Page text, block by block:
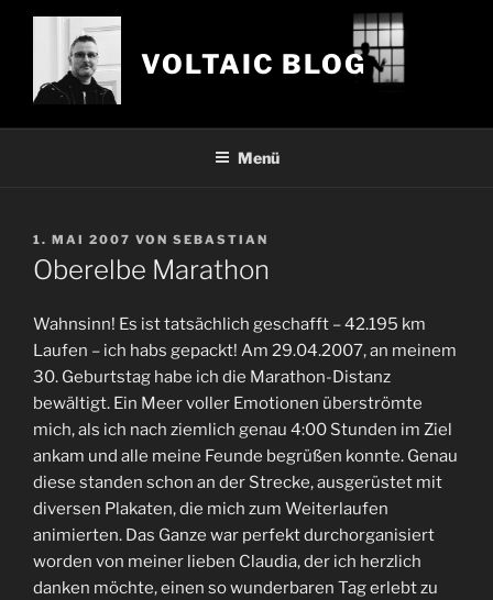
Zum
VOLTAIC BLOG
Menü
VERÖFFENTLICHT
AM
1. MAI 2007 VON SEBASTIAN
Oberelbe Marathon
Wahnsinn! Es ist tatsächlich geschafft – 42.195 km
Laufen – ich habs gepackt! Am 29.04.2007, an meinem
30. Geburtstag habe ich die Marathon-Distanz
bewältigt. Ein Meer voller Emotionen überströmte
mich, als ich nach ziemlich genau 4:00 Stunden im Ziel
ankam und alle meine Feunde begrüßen konnte. Genau
diese standen schon an der Strecke, ausgerüstet mit
diversen Plakaten, die mich zum Weiterlaufen
animierten. Das Ganze war perfekt durchorganisiert
worden von meiner lieben Claudia, der ich herzlich
danken möchte, einen so wunderbaren Tag erlebt zu